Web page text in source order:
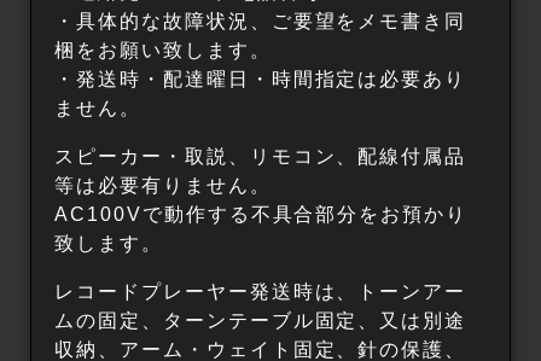
・具体的な故障状況、ご要望をメモ書き同
梱をお願い致します。
・発送時・配達曜日・時間指定は必要あり
ません。
スピーカー・取説、リモコン、配線付属品
等は必要有りません。
AC100Vで動作する不具合部分をお預かり
致します。
レコードプレーヤー発送時は、トーンアー
ムの固定、ターンテーブル固定、又は別途
収納、アーム・ウェイト固定、針の保護、